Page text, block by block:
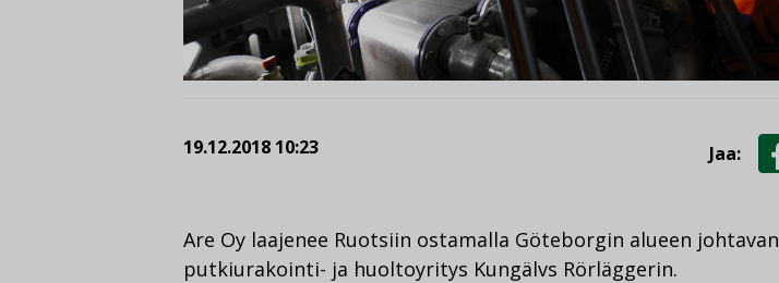
19.12.2018 10:23 Jaa:
Are Oy laajenee Ruotsiin ostamalla Göteborgin alueen johtavan
putkiurakointi- ja huoltoyritys Kungälvs Rörläggerin.